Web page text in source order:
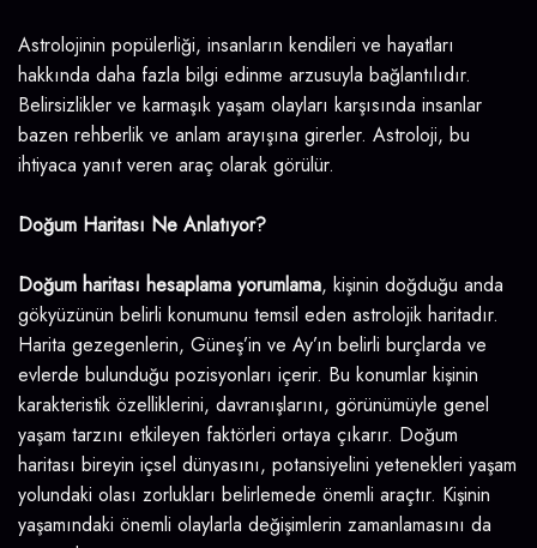
Astrolojinin popülerliği, insanların kendileri ve hayatları
hakkında daha fazla bilgi edinme arzusuyla bağlantılıdır.
Belirsizlikler ve karmaşık yaşam olayları karşısında insanlar
bazen rehberlik ve anlam arayışına girerler. Astroloji, bu
ihtiyaca yanıt veren araç olarak görülür.
Doğum Haritası Ne Anlatıyor?
Doğum haritası hesaplama yorumlama, kişinin doğduğu anda
gökyüzünün belirli konumunu temsil eden astrolojik haritadır.
Harita gezegenlerin, Güneş’in ve Ay’ın belirli burçlarda ve
evlerde bulunduğu pozisyonları içerir. Bu konumlar kişinin
karakteristik özelliklerini, davranışlarını, görünümüyle genel
yaşam tarzını etkileyen faktörleri ortaya çıkarır. Doğum
haritası bireyin içsel dünyasını, potansiyelini yetenekleri yaşam
yolundaki olası zorlukları belirlemede önemli araçtır. Kişinin
yaşamındaki önemli olaylarla değişimlerin zamanlamasını da